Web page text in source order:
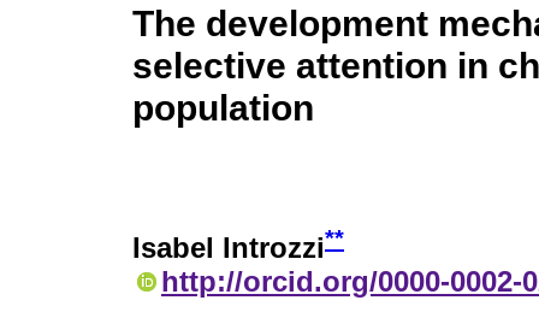
The development
selective attention in
population
Isabel Introzzi**
http://orcid.org/0000-0002-